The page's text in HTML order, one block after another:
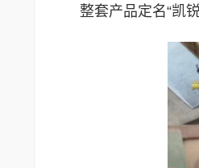
整套产品定名“凯